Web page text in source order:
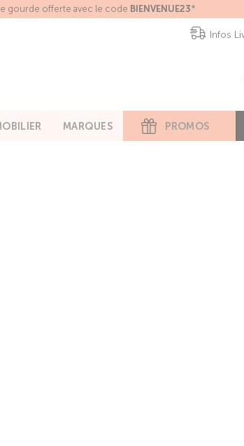
gourde offerte avec le code BIENVENUE23*
MARQUES PROMOS
Infos